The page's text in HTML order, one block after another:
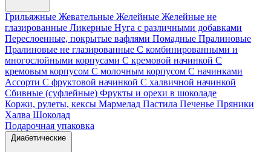
Грильяжные Жевательные Желейные Желейные не
глазированные Ликерные Нуга с различными добавками
Переслоенные, покрытые вафлями Помадные Пралиновые
Пралиновые не глазированные С комбинированными и
многослойными корпусами С кремовой начинкой С
кремовым корпусом С молочным корпусом С начинками
Ассорти С фруктовой начинкой С халвичной начинкой
Сбивные (суфлейные) Фрукты и орехи в шоколаде
Коржи, рулеты, кексы Мармелад Пастила Печенье Пряники
Халва Шоколад
Подарочная упаковка
Диабетические